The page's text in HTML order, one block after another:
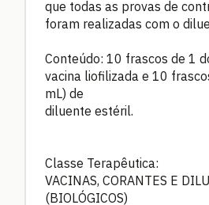
que todas as provas de
foram realizadas com o
Conteúdo: 10 frascos de 1
vacina liofilizada e 10
mL) de
diluente estéril.
Classe Terapêutica:
VACINAS, CORANTES E
(BIOLÓGICOS)